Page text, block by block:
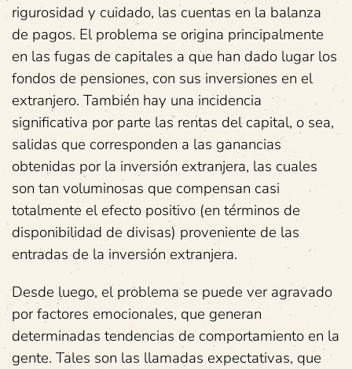
rigurosidad y cuidado, las cuentas en la balanza
de pagos. El problema se origina principalmente
en las fugas de capitales a que han dado lugar los
fondos de pensiones, con sus inversiones en el
extranjero. También hay una incidencia
significativa por parte las rentas del capital, o sea,
salidas que corresponden a las ganancias
obtenidas por la inversión extranjera, las cuales
son tan voluminosas que compensan casi
totalmente el efecto positivo (en términos de
disponibilidad de divisas) proveniente de las
entradas de la inversión extranjera.
Desde luego, el problema se puede ver agravado
por factores emocionales, que generan
determinadas tendencias de comportamiento en la
gente. Tales son las llamadas expectativas, que